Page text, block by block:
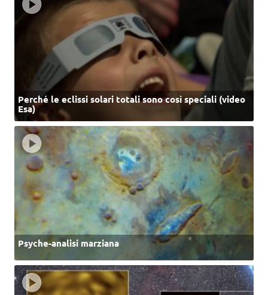
Perché le eclissi solari totali sono così speciali (video
Esa)
Psyche-analisi marziana